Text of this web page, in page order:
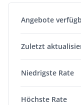
Angebote
Zuletzt
Niedrigste Rate
Höchste Rate